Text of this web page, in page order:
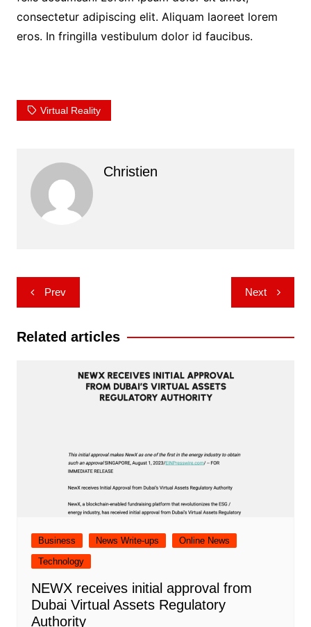
consectetur adipiscing elit. Aliquam laoreet lorem
eros. In fringilla vestibulum dolor id faucibus.
Virtual Reality
Christien
Post
navigation
Prev Next
Related articles
Business News Write-ups
Online News
Technology
NEWX receives initial approval from
Dubai Virtual Assets Regulatory
Authority